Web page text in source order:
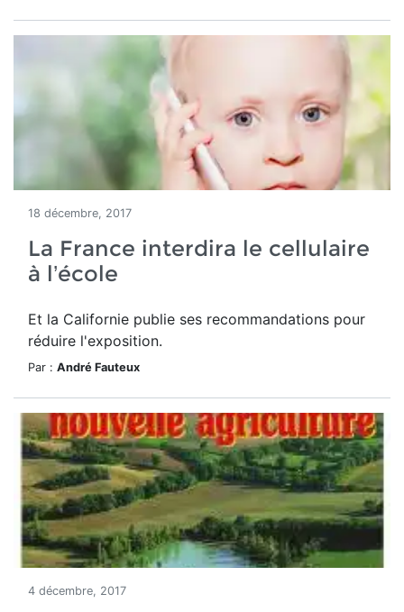
18 décembre, 2017
La France interdira le cellulaire
à l’école
Et la Californie publie ses recommandations pour
réduire l'exposition.
Par : André Fauteux
4 décembre, 2017